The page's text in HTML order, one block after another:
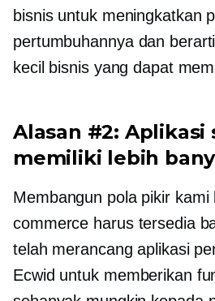
bisnis untuk meningkatkan
pertumbuhannya dan
kecil bisnis yang dapat
Alasan #2: Aplikasi
memiliki lebih
Membangun pola pikir kami
commerce harus tersedia
telah merancang aplikasi
Ecwid untuk memberikan